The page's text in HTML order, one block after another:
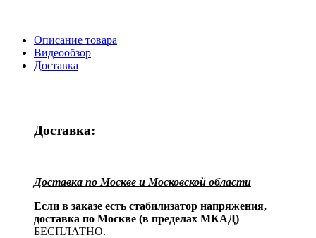
Описание товара
Видеообзор
Доставка
Доставка:
Доставка по Москве и Московской области
Если в заказе есть стабилизатор напряжения,
доставка по Москве (в пределах МКАД) –
БЕСПЛАТНО.